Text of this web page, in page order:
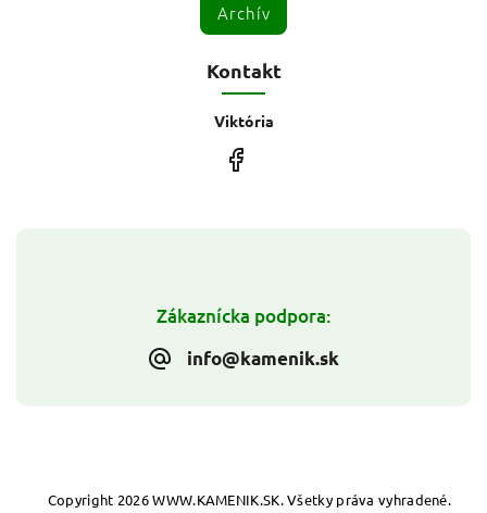
Zákaznícka podpora:
info@kamenik.sk
Archív
Kontakt
Viktória
Copyright 2026WWW.KAMENIK.SK. Všetky práva vyhradené.